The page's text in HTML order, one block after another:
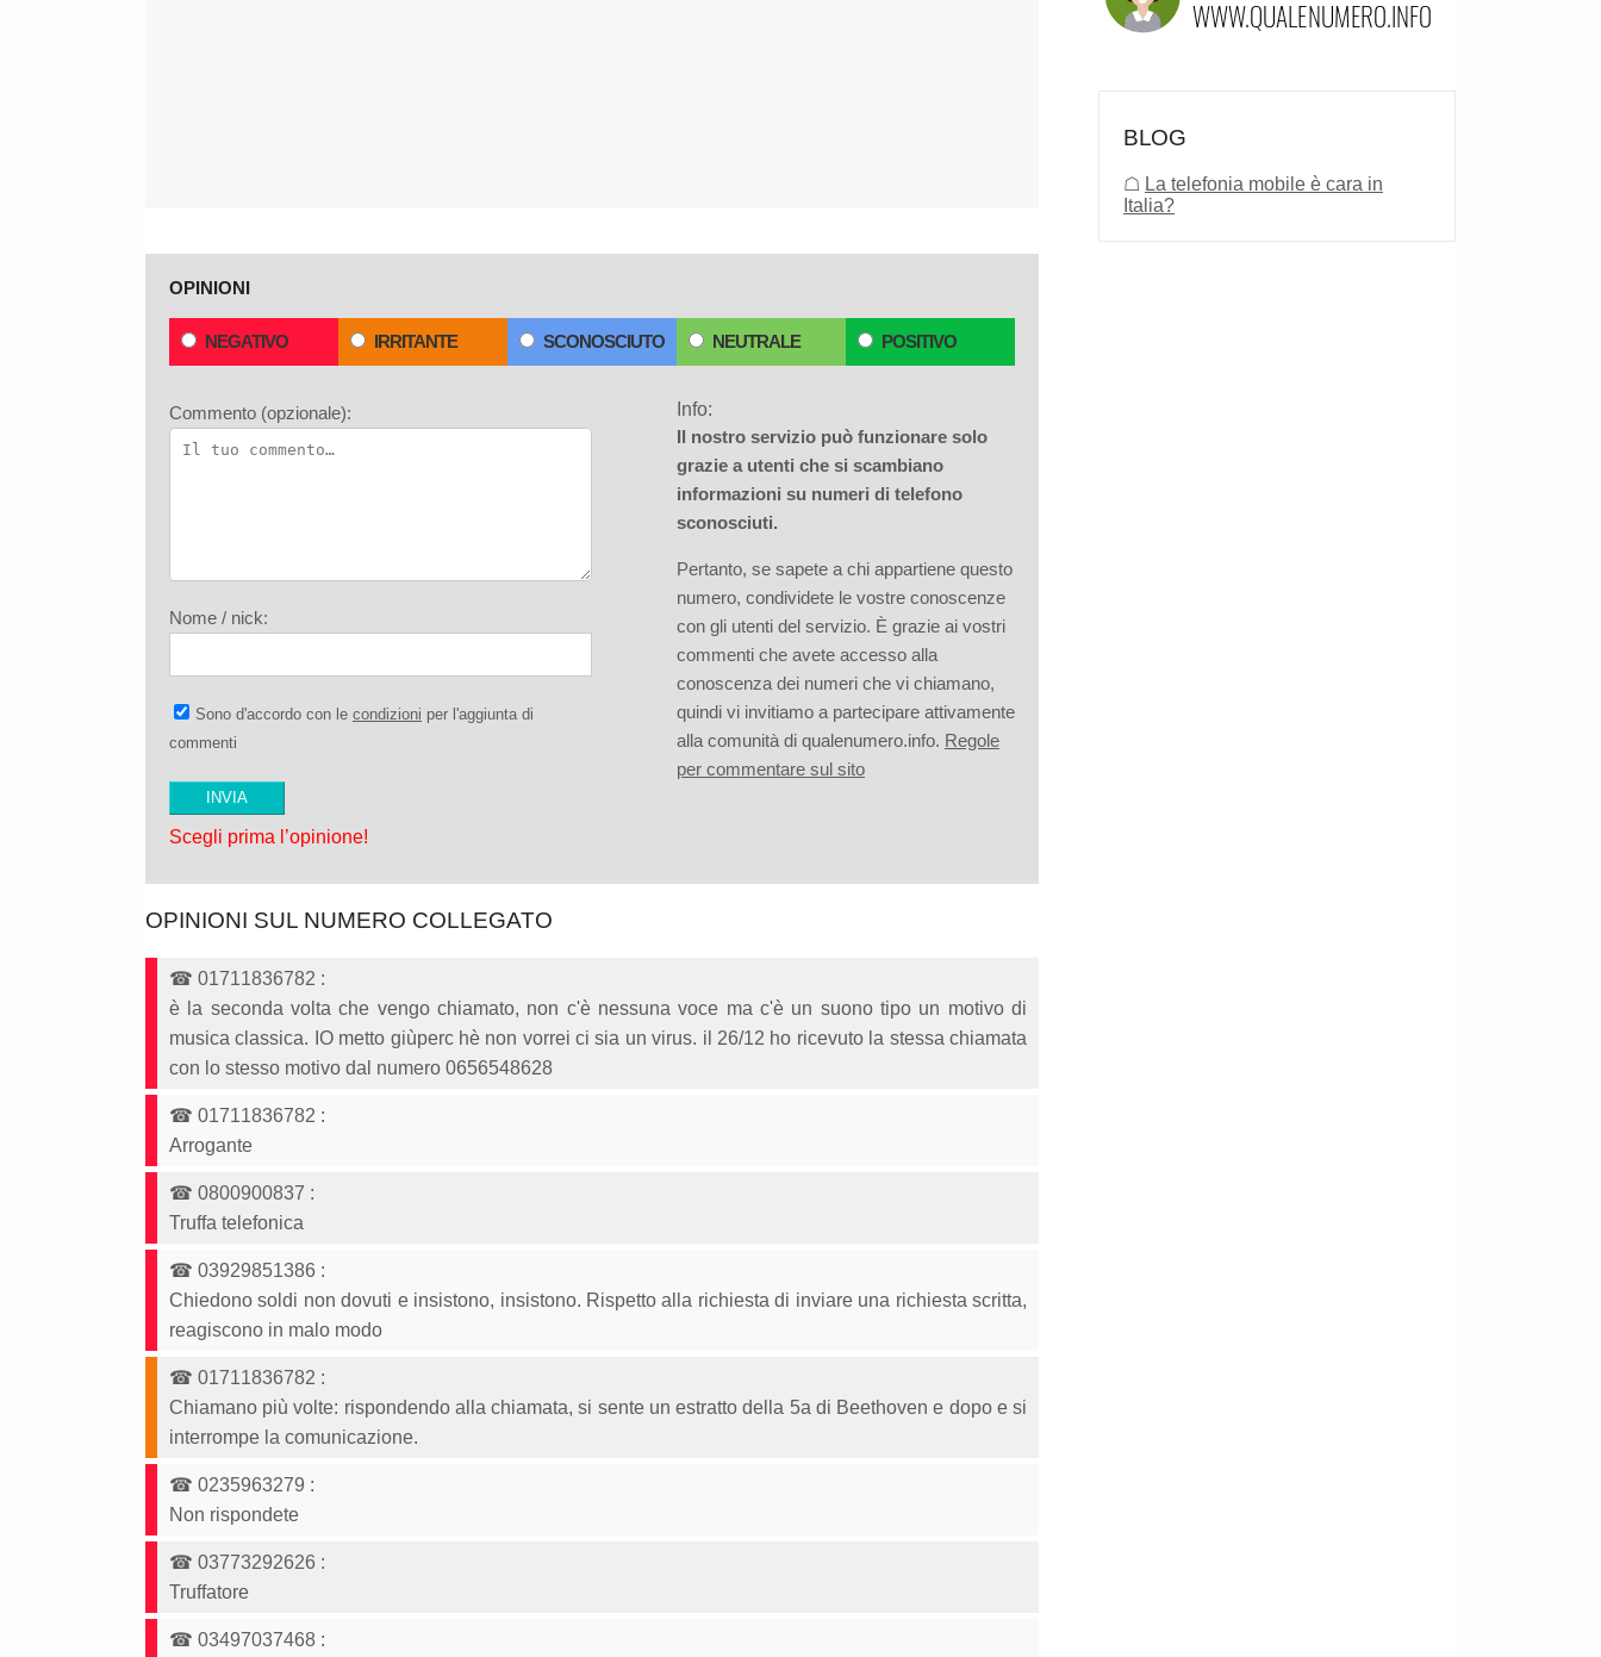
OPINIONI
NEGATIVO IRRITANTE SCONOSCIUTO NEUTRALE POSITIVO
Commento (opzionale):
Nome / nick:
Sono d'accordo con le condizioni per l'aggiunta di
commenti
Scegli prima l’opinione!
Info:
Il nostro servizio può funzionare solo
grazie a utenti che si scambiano
informazioni su numeri di telefono
sconosciuti.
Pertanto, se sapete a chi appartiene questo
numero, condividete le vostre conoscenze
con gli utenti del servizio. È grazie ai vostri
commenti che avete accesso alla
conoscenza dei numeri che vi chiamano,
quindi vi invitiamo a partecipare attivamente
alla comunità di qualenumero.info. Regole
per commentare sul sito
OPINIONI SUL NUMERO COLLEGATO
☎ 01711836782 :
è la seconda volta che vengo chiamato, non c'è nessuna voce ma c'è un suono tipo un motivo di
musica classica. IO metto giùperc hè non vorrei ci sia un virus. il 26/12 ho ricevuto la stessa chiamata
con lo stesso motivo dal numero 0656548628
☎ 01711836782 :
Arrogante
☎ 0800900837 :
Truffa telefonica
☎ 03929851386 :
Chiedono soldi non dovuti e insistono, insistono. Rispetto alla richiesta di inviare una richiesta scritta,
reagiscono in malo modo
☎ 01711836782 :
Chiamano più volte: rispondendo alla chiamata, si sente un estratto della 5a di Beethoven e dopo e si
interrompe la comunicazione.
☎ 0235963279 :
Non rispondete
☎ 03773292626 :
Truffatore
☎ 03497037468 :
BLOG
☖ La telefonia mobile è cara in
Italia?